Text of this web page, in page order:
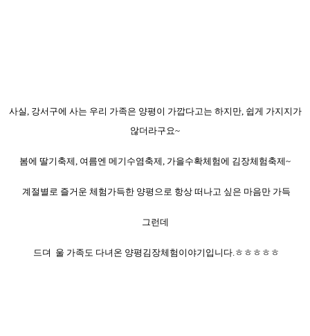
사실, 강서구에 사는 우리 가족은 양평이 가깝다고는 하지만, 쉽게 가지지가
않더라구요~
봄에 딸기축제, 여름엔 메기수염축제, 가을수확체험에 김장체험축제~
계절별로 즐거운 체험가득한 양평으로 항상 떠나고 싶은 마음만 가득
그런데
드뎌 울 가족도 다녀온 양평김장체험이야기입니다.ㅎㅎㅎㅎㅎ